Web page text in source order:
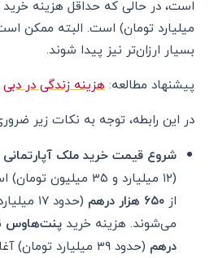
میلیارد تومان) است. البته ممکن
بسیار ارزان‌تر نیز پیدا شوند.
پیشنهاد مطالعه:هزینه زندگی در دبی
در این رابطه، توجه به نکات زیر
شروع قیمت خرید ملک آپارتمانی
(۱۲ میلیارد و ۳۵ میلیون تومان) است. همچنین
از ۶۵۰ هزار درهم
(حدود
می‌شوند. هزینه خرید پنت‌هاوس
درهم (حدود ۳۹ میلیارد تومان) آغاز می‌شود.